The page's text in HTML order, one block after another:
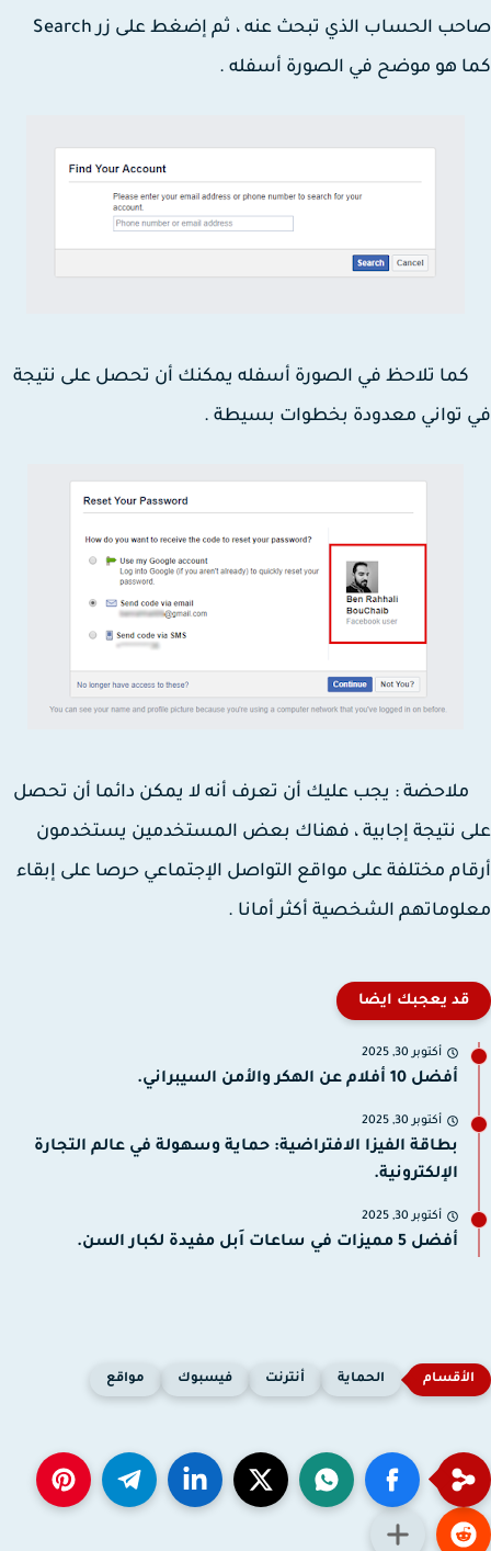
صاحب الحساب الذي تبحث عنه ، ثم إضغط على زر Search
هو موضح في الصورة أسفله .
تلاحظ في الصورة أسفله يمكنك أن تحصل على نتيجة
تواني معدودة بخطوات بسيطة .
: يجب عليك أن تعرف أنه لا يمكن دائما أن تحصل
نتيجة إجابية ، فهناك بعض المستخدمين يستخدمون
مختلفة على مواقع التواصل الإجتماعي حرصا على إبقاء
الشخصية أكثر أمانا .
قد يعجبك ايضا
أكتوبر 30, 2025
أفضل 10 أفلام عن الهكر والأمن السيبراني.
أكتوبر 30, 2025
بطاقة الفيزا الافتراضية: حماية وسهولة في عالم التجارة
الإلكترونية.
أكتوبر 30, 2025
أفضل 5 مميزات في ساعات اَبل مفيدة لكبار السن.
الحماية أنترنت فيسبوك مواقع